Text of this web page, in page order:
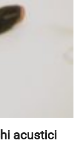
acustici